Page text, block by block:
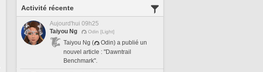
Activité récente
Aujourd'hui 09h25
Taiyou Ng
Odin [Light]
Taiyou Ng (
Odin) a publié un
nouvel article : "Dawntrail
Benchmark".